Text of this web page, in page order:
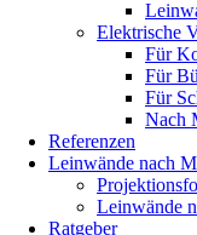
Elektrische
Für
Für
Für
Nach
Referenzen
Leinwände nach
Leinwände
Ratgeber